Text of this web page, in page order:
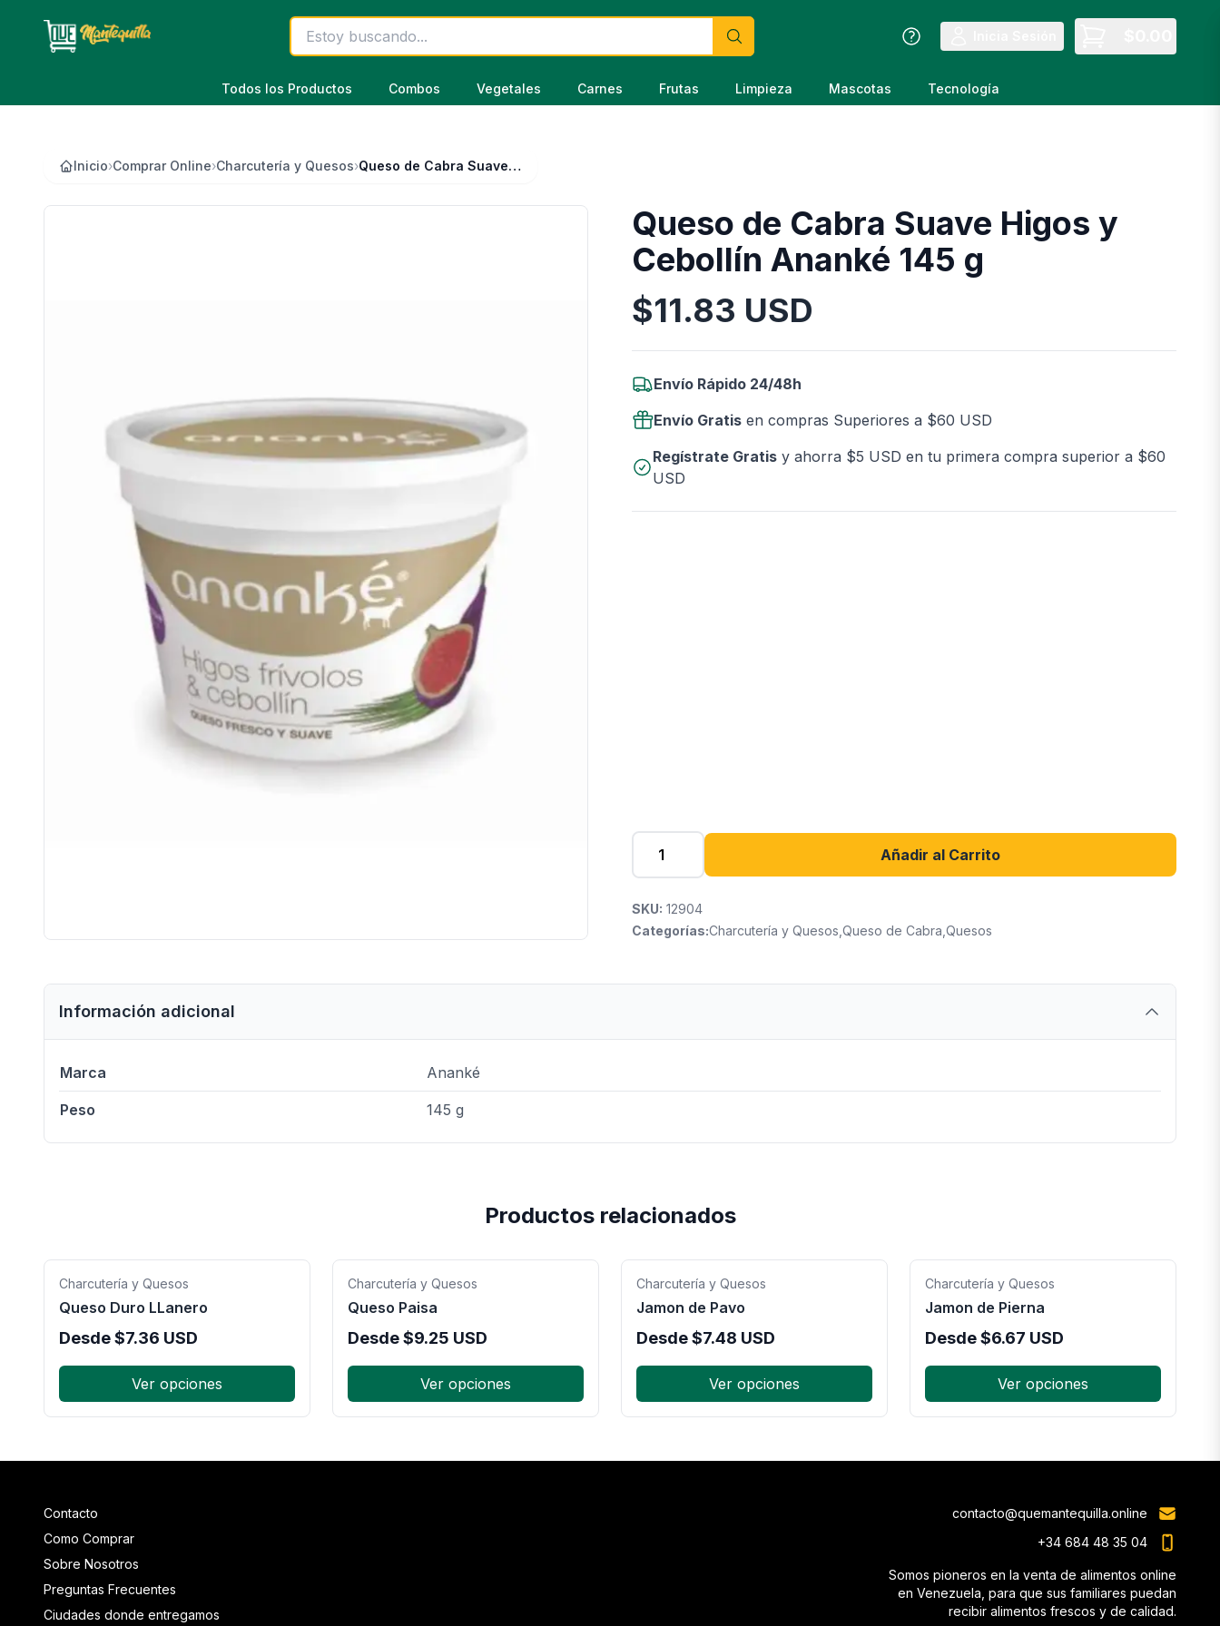
Todos los Productos Combos Vegetales Carnes Frutas Limpieza Mascotas Tecnología
Inicio›Comprar Online›Charcutería y Quesos› Queso de Cabra Suave Higos y Cebollín Ananké 145 g
Queso de Cabra Suave Higos y
Cebollín Ananké 145 g
Información del Producto
$11.83 USD
Envío Rápido 24/48h
Envío Gratis en compras Superiores a $60 USD
Regístrate Gratisy ahorra $5 USD en tu primera compra superior a $60
USD
Añadir al Carrito
SKU: 12904
Categorías:Charcutería y Quesos Queso de Cabra Quesos
Información adicional
Marca Ananké
Peso 145 g
Productos relacionados
Charcutería y Quesos
Queso Duro LLanero
Desde$7.36 USD
Ver opciones
Charcutería y Quesos
Queso Paisa
Desde$9.25 USD
Ver opciones
Charcutería y Quesos
Jamon de Pavo
Desde$7.48 USD
Ver opciones
Charcutería y Quesos
Jamon de Pierna
Desde$6.67 USD
Ver opciones
Contacto
Como Comprar
Sobre Nosotros
Preguntas Frecuentes
Ciudades donde entregamos
contacto@quemantequilla.online
+34 684 48 35 04
Somos pioneros en la venta de alimentos online
en Venezuela, para que sus familiares puedan
recibir alimentos frescos y de calidad.